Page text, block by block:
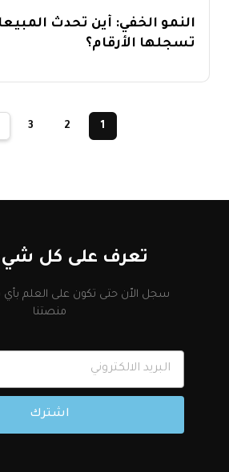
النمو الخفي: أين تحدث
تسجلها الأرقام؟
1
2
3
تعرف على كل شيء
سجل الاّن حتى تكون على العلم
منصتنا
اشترك